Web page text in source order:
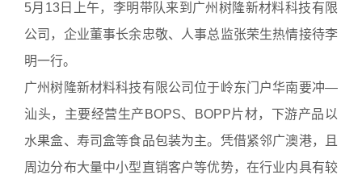
5月13日上午，李明带队来到广州树隆新材料科技有限
公司，企业董事长余忠敬、人事总监张荣生热情接待李
明一行。
广州树隆新材料科技有限公司位于岭东门户华南要冲—
汕头，主要经营生产BOPS、BOPP片材，下游产品以
水果盒、寿司盒等食品包装为主。凭借紧邻广澳港，且
周边分布大量中小型直销客户等优势，在行业内具有较